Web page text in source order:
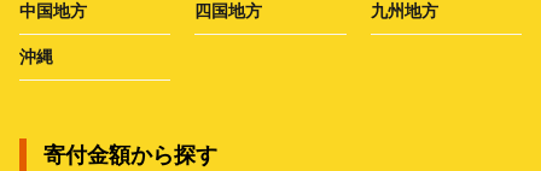
中国地方 四国地方 九州地方
沖縄
寄付金額から探す